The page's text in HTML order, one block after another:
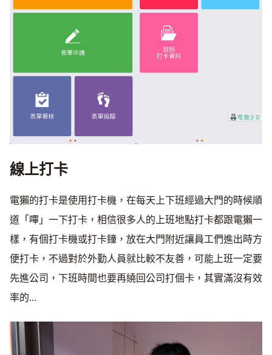
線上打卡
電獺的打卡是使用打卡機，在每天上下班經過大門的時候順
道「嗶」一下打卡，相信很多人的上班地點打卡都跟電獺一
樣，有個打卡機或打卡鐘，放在大門附近讓員工們進出時方
便打卡，不過對於外勤人員就比較不友善，可能上班一定要
先進公司，下班時間也要再繞回公司打個卡，其實滿沒有效
率的...